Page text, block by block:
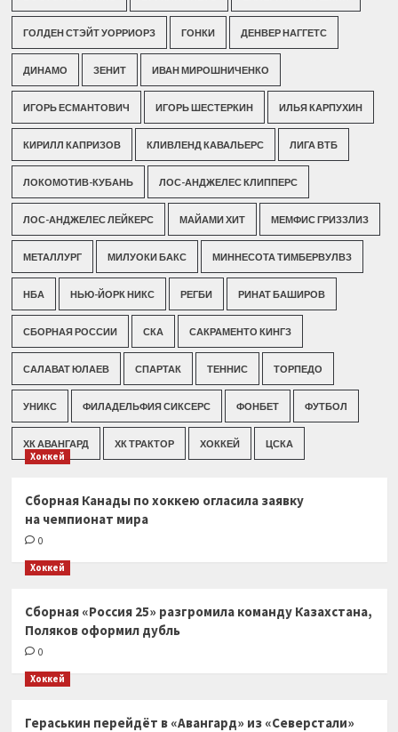
ГОЛДЕН СТЭЙТ УОРРИОРЗ ГОНКИ ДЕНВЕР НАГГЕТС
ДИНАМО ЗЕНИТ ИВАН МИРОШНИЧЕНКО
ИГОРЬ ЕСМАНТОВИЧ ИГОРЬ ШЕСТЕРКИН ИЛЬЯ КАРПУХИН
КИРИЛЛ КАПРИЗОВ КЛИВЛЕНД КАВАЛЬЕРС ЛИГА ВТБ
ЛОКОМОТИВ-КУБАНЬ ЛОС-АНДЖЕЛЕС КЛИППЕРС
ЛОС-АНДЖЕЛЕС ЛЕЙКЕРС МАЙАМИ ХИТ МЕМФИС ГРИЗЗЛИЗ
МЕТАЛЛУРГ МИЛУОКИ БАКС МИННЕСОТА ТИМБЕРВУЛВЗ
НБА НЬЮ-ЙОРК НИКС РЕГБИ РИНАТ БАШИРОВ
СБОРНАЯ РОССИИ СКА САКРАМЕНТО КИНГЗ
САЛАВАТ ЮЛАЕВ СПАРТАК ТЕННИС ТОРПЕДО
УНИКС ФИЛАДЕЛЬФИЯ СИКСЕРС ФОНБЕТ ФУТБОЛ
ХК АВАНГАРД ХК ТРАКТОР ХОККЕЙ ЦСКА
Хоккей
Сборная Канады по хоккею огласила заявку
на чемпионат мира
0
Хоккей
Сборная «Россия 25» разгромила команду Казахстана,
Поляков оформил дубль
0
Хоккей
Гераськин перейдёт в «Авангард» из «Северстали»